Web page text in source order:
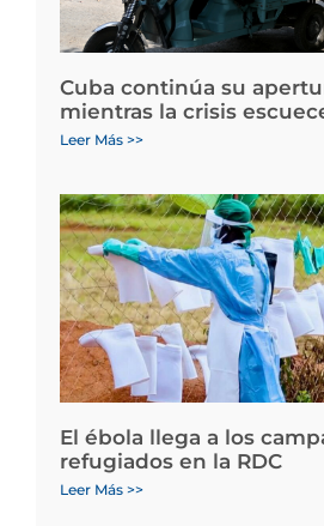
Cuba continúa su
mientras la crisis
Leer Más >>
El ébola llega a los
refugiados en la RDC
Leer Más >>